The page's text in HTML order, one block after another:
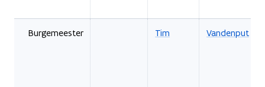
Burgemeester Tim Vandenput